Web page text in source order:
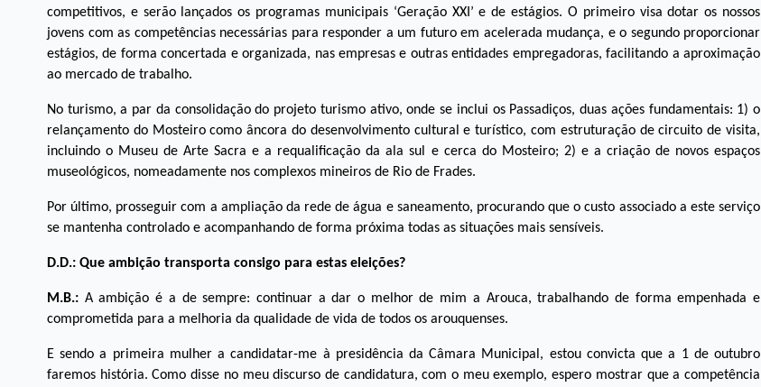
competitivos, e serão lançados os programas municipais ‘Geração XXI’ e de estágios. O primeiro visa dotar os nossos
jovens com as competências necessárias para responder a um futuro em acelerada mudança, e o segundo proporcionar
estágios, de forma concertada e organizada, nas empresas e outras entidades empregadoras, facilitando a aproximação
ao mercado de trabalho.
No turismo, a par da consolidação do projeto turismo ativo, onde se inclui os Passadiços, duas ações fundamentais: 1) o
relançamento do Mosteiro como âncora do desenvolvimento cultural e turístico, com estruturação de circuito de visita,
incluindo o Museu de Arte Sacra e a requalificação da ala sul e cerca do Mosteiro; 2) e a criação de novos espaços
museológicos, nomeadamente nos complexos mineiros de Rio de Frades.
Por último, prosseguir com a ampliação da rede de água e saneamento, procurando que o custo associado a este serviço
se mantenha controlado e acompanhando de forma próxima todas as situações mais sensíveis.
D.D.: Que ambição transporta consigo para estas eleições?
M.B.: A ambição é a de sempre: continuar a dar o melhor de mim a Arouca, trabalhando de forma empenhada e
comprometida para a melhoria da qualidade de vida de todos os arouquenses.
E sendo a primeira mulher a candidatar-me à presidência da Câmara Municipal, estou convicta que a 1 de outubro
faremos história. Como disse no meu discurso de candidatura, com o meu exemplo, espero mostrar que a competência